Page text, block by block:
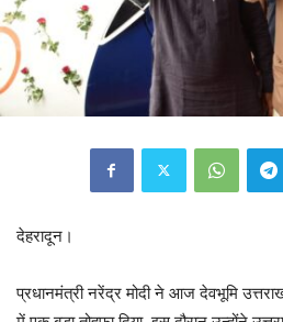
देहरादून।
प्रधानमंत्री नरेंद्र मोदी ने आज देवभूमि